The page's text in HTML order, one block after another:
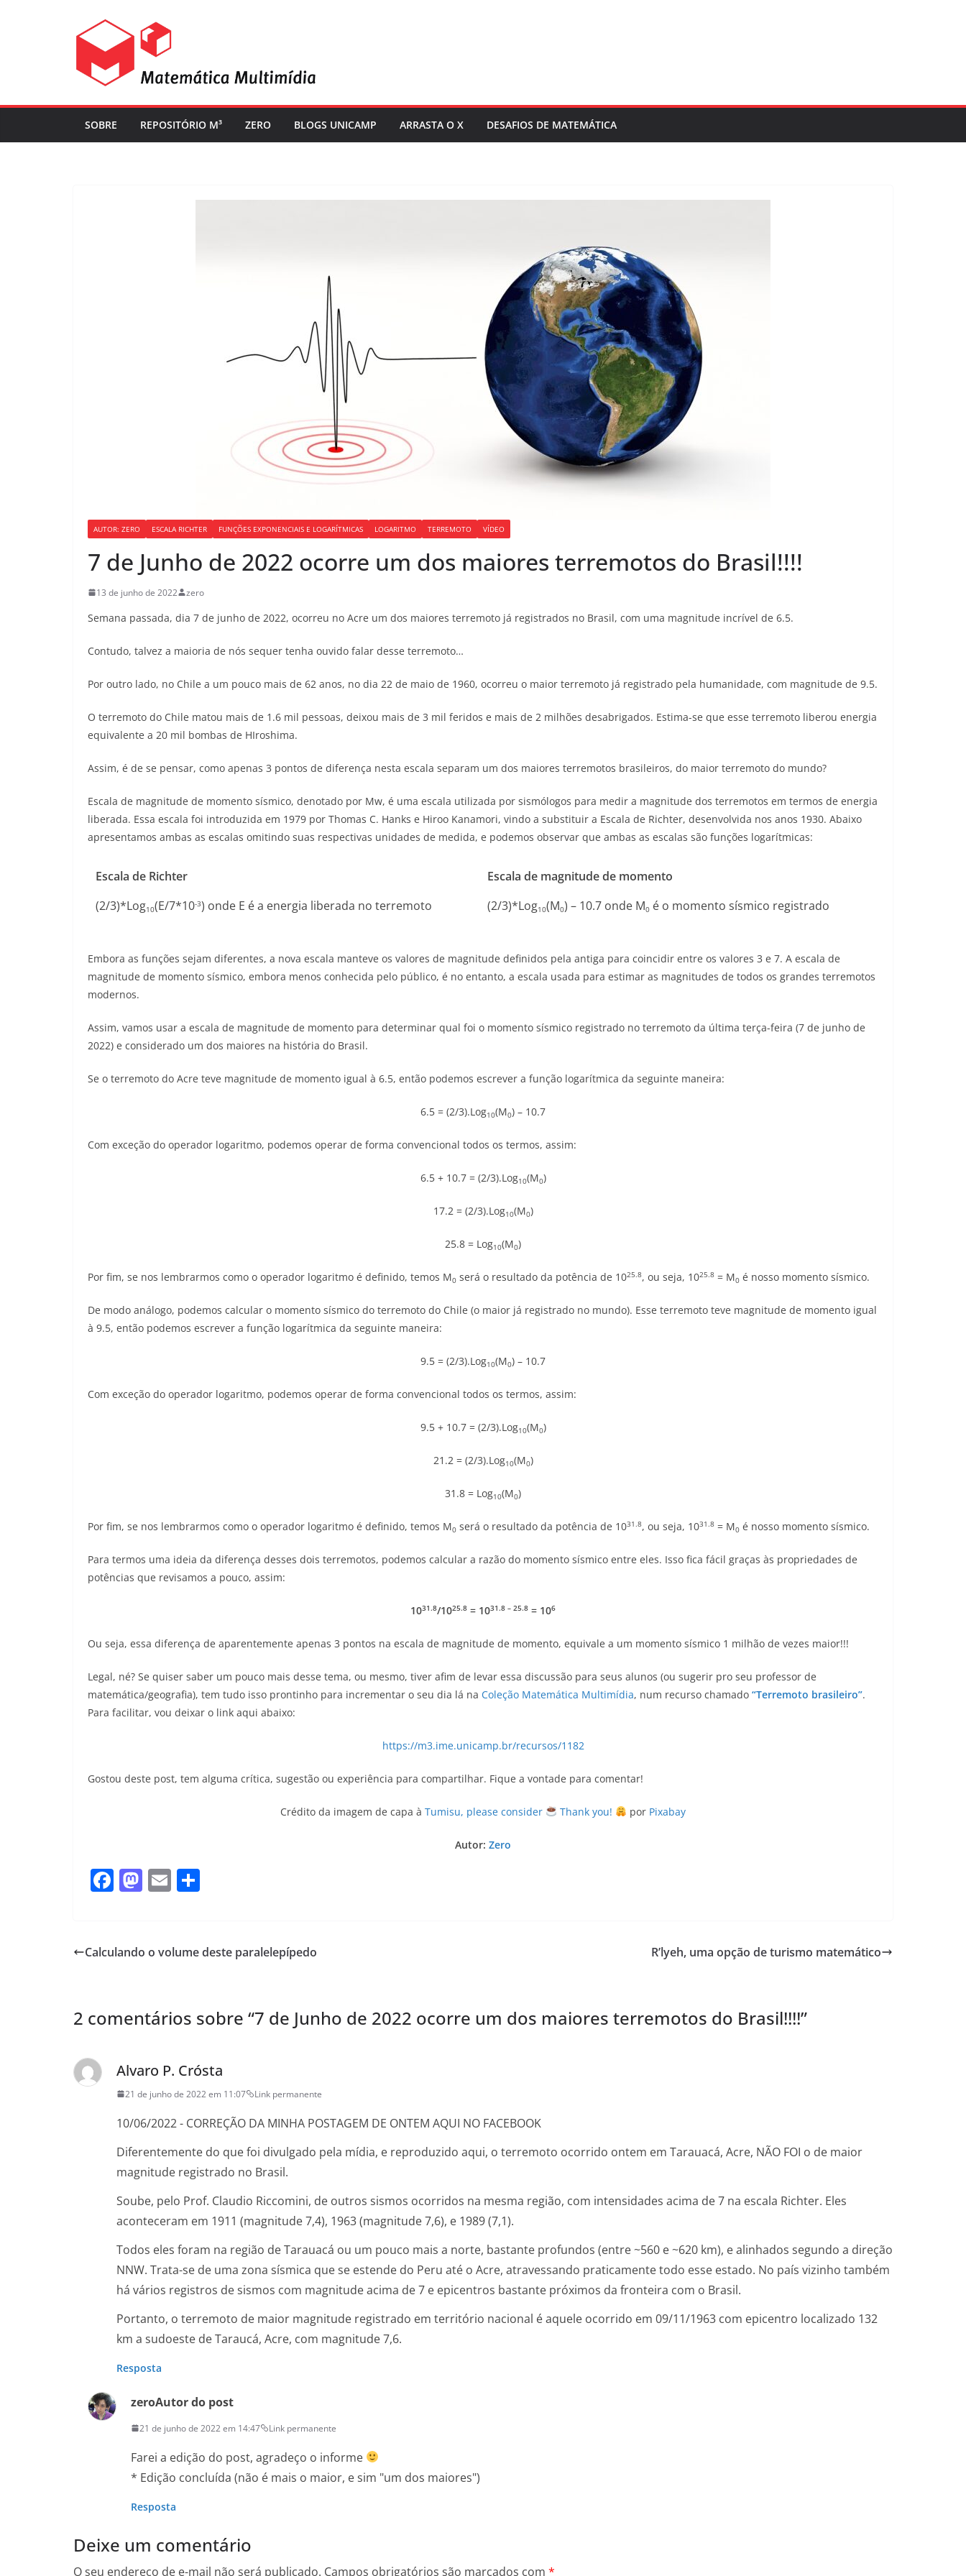
SOBRE REPOSITÓRIO M³ ZERO BLOGS UNICAMP ARRASTA O X DESAFIOS DE MATEMÁTICA
AUTOR: ZERO ESCALA RICHTER FUNÇÕES EXPONENCIAIS E LOGARÍTMICAS LOGARITMO TERREMOTO VÍDEO
7 de Junho de 2022 ocorre um dos maiores terremotos do Brasil!!!!
13 de junho de 2022 zero
Semana passada, dia 7 de junho de 2022, ocorreu no Acre um dos maiores terremoto já registrados no Brasil, com uma magnitude incrível de 6.5.
Contudo, talvez a maioria de nós sequer tenha ouvido falar desse terremoto…
Por outro lado, no Chile a um pouco mais de 62 anos, no dia 22 de maio de 1960, ocorreu o maior terremoto já registrado pela humanidade, com magnitude de 9.5.
O terremoto do Chile matou mais de 1.6 mil pessoas, deixou mais de 3 mil feridos e mais de 2 milhões desabrigados. Estima-se que esse terremoto liberou energia
equivalente a 20 mil bombas de HIroshima.
Assim, é de se pensar, como apenas 3 pontos de diferença nesta escala separam um dos maiores terremotos brasileiros, do maior terremoto do mundo?
Escala de magnitude de momento sísmico, denotado por Mw, é uma escala utilizada por sismólogos para medir a magnitude dos terremotos em termos de energia
liberada. Essa escala foi introduzida em 1979 por Thomas C. Hanks e Hiroo Kanamori, vindo a substituir a Escala de Richter, desenvolvida nos anos 1930. Abaixo
apresentamos ambas as escalas omitindo suas respectivas unidades de medida, e podemos observar que ambas as escalas são funções logarítmicas:
Escala de Richter
Escala de magnitude de momento
(2/3)*Log10(E/7*10-3) onde E é a energia liberada no terremoto (2/3)*Log10(M0) – 10.7 onde M0 é o momento sísmico registrado
Embora as funções sejam diferentes, a nova escala manteve os valores de magnitude definidos pela antiga para coincidir entre os valores 3 e 7. A escala de
magnitude de momento sísmico, embora menos conhecida pelo público, é no entanto, a escala usada para estimar as magnitudes de todos os grandes terremotos
modernos.
Assim, vamos usar a escala de magnitude de momento para determinar qual foi o momento sísmico registrado no terremoto da última terça-feira (7 de junho de
2022) e considerado um dos maiores na história do Brasil.
Se o terremoto do Acre teve magnitude de momento igual à 6.5, então podemos escrever a função logarítmica da seguinte maneira:
6.5 = (2/3).Log10(M0) – 10.7
Com exceção do operador logaritmo, podemos operar de forma convencional todos os termos, assim:
6.5 + 10.7 = (2/3).Log10(M0)
17.2 = (2/3).Log10(M0)
25.8 = Log10(M0)
Por fim, se nos lembrarmos como o operador logaritmo é definido, temos M0 será o resultado da potência de 1025.8, ou seja, 1025.8 = M0 é nosso momento sísmico.
De modo análogo, podemos calcular o momento sísmico do terremoto do Chile (o maior já registrado no mundo). Esse terremoto teve magnitude de momento igual
à 9.5, então podemos escrever a função logarítmica da seguinte maneira:
9.5 = (2/3).Log10(M0) – 10.7
Com exceção do operador logaritmo, podemos operar de forma convencional todos os termos, assim:
9.5 + 10.7 = (2/3).Log10(M0)
21.2 = (2/3).Log10(M0)
31.8 = Log10(M0)
Por fim, se nos lembrarmos como o operador logaritmo é definido, temos M0 será o resultado da potência de 1031.8, ou seja, 1031 .8 = M0 é nosso momento sísmico.
Para termos uma ideia da diferença desses dois terremotos, podemos calcular a razão do momento sísmico entre eles. Isso fica fácil graças às propriedades de
potências que revisamos a pouco, assim:
1031.8/1025.8 = 1031.8 – 25.8 = 106
Ou seja, essa diferença de aparentemente apenas 3 pontos na escala de magnitude de momento, equivale a um momento sísmico 1 milhão de vezes maior!!!
Legal, né? Se quiser saber um pouco mais desse tema, ou mesmo, tiver afim de levar essa discussão para seus alunos (ou sugerir pro seu professor de
matemática/geografia), tem tudo isso prontinho para incrementar o seu dia lá na Coleção Matemática Multimídia, num recurso chamado “Terremoto brasileiro”.
Para facilitar, vou deixar o link aqui abaixo:
https://m3.ime.unicamp.br/recursos/1182
Gostou deste post, tem alguma crítica, sugestão ou experiência para compartilhar. Fique a vontade para comentar!
Crédito da imagem de capa àTumisu, please consider Thank you! por Pixabay
Autor: Zero
F
e
o
M
o
n
E
l e
Calculando o volume deste paralelepípedo R’lyeh, uma opção de turismo matemático
2 comentários sobre “7 de Junho de 2022 ocorre um dos maiores terremotos do Brasil!!!!”
Alvaro P. Crósta
21 de junho de 2022 em 11:07 Link permanente
10/06/2022 - CORREÇÃO DA MINHA POSTAGEM DE ONTEM AQUI NO FACEBOOK
Diferentemente do que foi divulgado pela mídia, e reproduzido aqui, o terremoto ocorrido ontem em Tarauacá, Acre, NÃO FOI o de maior
magnitude registrado no Brasil.
Soube, pelo Prof. Claudio Riccomini, de outros sismos ocorridos na mesma região, com intensidades acima de 7 na escala Richter. Eles
aconteceram em 1911 (magnitude 7,4), 1963 (magnitude 7,6), e 1989 (7,1).
Todos eles foram na região de Tarauacá ou um pouco mais a norte, bastante profundos (entre ~560 e ~620 km), e alinhados segundo a direção
NNW. Trata-se de uma zona sísmica que se estende do Peru até o Acre, atravessando praticamente todo esse estado. No país vizinho também
há vários registros de sismos com magnitude acima de 7 e epicentros bastante próximos da fronteira com o Brasil.
Portanto, o terremoto de maior magnitude registrado em território nacional é aquele ocorrido em 09/11/1963 com epicentro localizado 132
km a sudoeste de Taraucá, Acre, com magnitude 7,6.
Resposta
zeroAutor do post
21 de junho de 2022 em 14:47 Link permanente
Farei a edição do post, agradeço o informe
* Edição concluída (não é mais o maior, e sim "um dos maiores")
Resposta
Deixe um comentário
O seu endereço de e-mail não será publicado. Campos obrigatórios são marcados com *